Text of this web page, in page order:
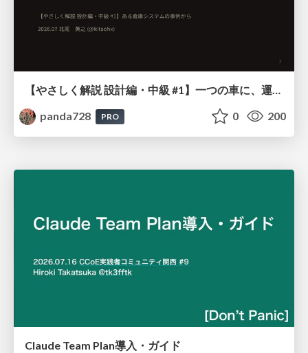
panda728
PRO 0 200
Claude Team Plan導入・ガイド